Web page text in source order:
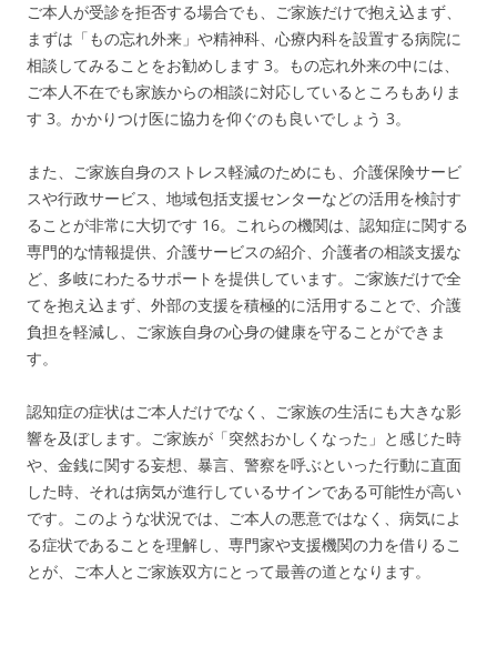
ご本人が受診を拒否する場合でも、ご家族だけで抱え込まず、
まずは「もの忘れ外来」や精神科、心療内科を設置する病院に
相談してみることをお勧めします 3。もの忘れ外来の中には、
ご本人不在でも家族からの相談に対応しているところもありま
す 3。かかりつけ医に協力を仰ぐのも良いでしょう 3。
また、ご家族自身のストレス軽減のためにも、介護保険サービ
スや行政サービス、地域包括支援センターなどの活用を検討す
ることが非常に大切です 16。これらの機関は、認知症に関する
専門的な情報提供、介護サービスの紹介、介護者の相談支援な
ど、多岐にわたるサポートを提供しています。ご家族だけで全
てを抱え込まず、外部の支援を積極的に活用することで、介護
負担を軽減し、ご家族自身の心身の健康を守ることができま
す。
認知症の症状はご本人だけでなく、ご家族の生活にも大きな影
響を及ぼします。ご家族が「突然おかしくなった」と感じた時
や、金銭に関する妄想、暴言、警察を呼ぶといった行動に直面
した時、それは病気が進行しているサインである可能性が高い
です。このような状況では、ご本人の悪意ではなく、病気によ
る症状であることを理解し、専門家や支援機関の力を借りるこ
とが、ご本人とご家族双方にとって最善の道となります。